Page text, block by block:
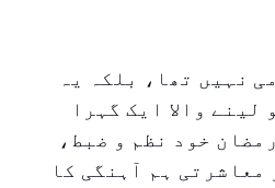
نہیں تھا، بلکہ یہ
والا ایک گہرا
خود نظم و ضبط،
ہم آہنگی کا